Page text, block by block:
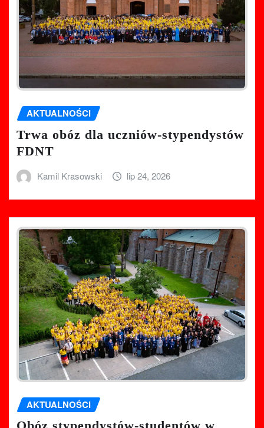
AKTUALNOŚCI
Trwa obóz dla uczniów-stypendystów
FDNT
Kamil Krasowski lip 24, 2026
AKTUALNOŚCI